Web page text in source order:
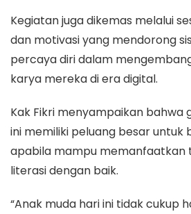
Kegiatan juga dikemas melalui
dan motivasi yang mendorong
percaya diri dalam
karya mereka di era digital.
Kak Fikri menyampaikan bahwa
ini memiliki peluang besar untuk
apabila mampu memanfaatkan
literasi dengan baik.
“Anak muda hari ini tidak cukup